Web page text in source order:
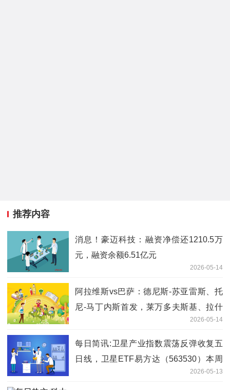
推荐内容
消息！豪迈科技：融资净偿还1210.5万
元，融资余额6.51亿元
2026-05-14
阿拉维斯vs巴萨：德尼斯-苏亚雷斯、托
尼-马丁内斯首发，莱万多夫斯基、拉什
2026-05-14
每日简讯:卫星产业指数震荡反弹收复五
日线，卫星ETF易方达（563530）本周
2026-05-13